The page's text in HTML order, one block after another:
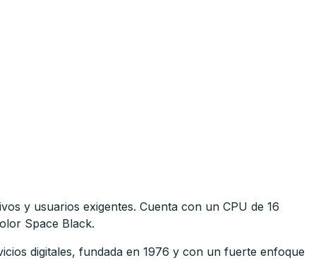
y usuarios exigentes. Cuenta con un CPU de 16
Space Black.
digitales, fundada en 1976 y con un fuerte enfoque